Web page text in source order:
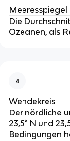
Meeresspiegel
Die
Ozeanen, als
4
Wendekreis
Der nördliche
23,5° N und
Bedingungen